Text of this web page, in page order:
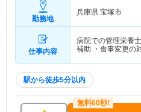
勤務地
兵庫県 宝塚市
仕事内容
病院での管理栄養
補助 ・食事変更の
駅から徒歩5分以内